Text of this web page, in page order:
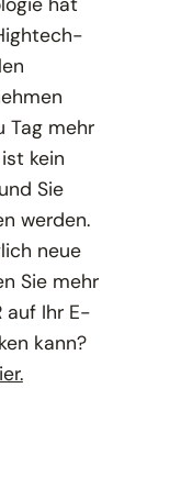
Tag mehr
kein
Sie
werden.
neue
Sie mehr
auf Ihr E-
kann?